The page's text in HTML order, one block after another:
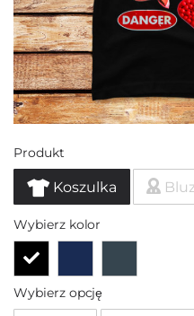
Produkt
Koszulka
Wybierz kolor
Wybierz opcję